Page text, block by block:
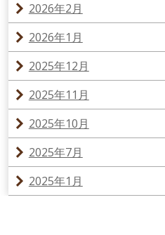
2026年2月
2026年1月
2025年12月
2025年11月
2025年10月
2025年7月
2025年1月